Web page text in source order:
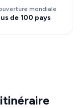
mondiale
de 100 pays